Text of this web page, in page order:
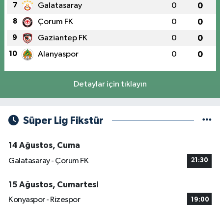
7 Galatasaray 0 0
8 Çorum FK 0 0
9 Gaziantep FK 0 0
10 Alanyaspor 0 0
Detaylar için tıklayın
Süper Lig Fikstür
14 Ağustos, Cuma
Galatasaray - Çorum FK
21:30
15 Ağustos, Cumartesi
Konyaspor - Rizespor
19:00